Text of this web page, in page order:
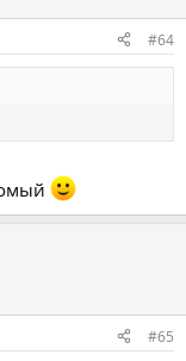
#64
#65